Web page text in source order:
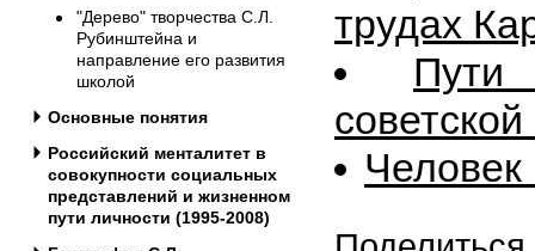
"Дерево" творчества С.Л.
Рубинштейна и
направление его развития
школой
Основные понятия
Российский менталитет в
совокупности социальных
представлений и жизненном
пути личности (1995-2008)
трудах